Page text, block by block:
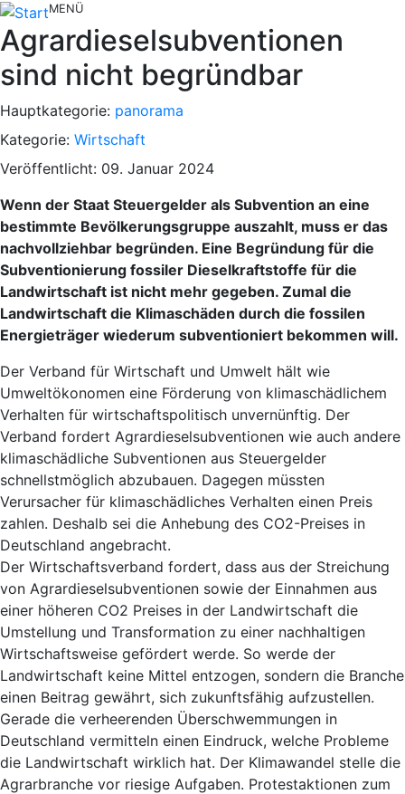
MENÜ
Agrardieselsubventionen
sind nicht begründbar
Hauptkategorie: panorama
Kategorie: Wirtschaft
Veröffentlicht: 09. Januar 2024
Wenn der Staat Steuergelder als Subvention an eine
bestimmte Bevölkerungsgruppe auszahlt, muss er das
nachvollziehbar begründen. Eine Begründung für die
Subventionierung fossiler Dieselkraftstoffe für die
Landwirtschaft ist nicht mehr gegeben. Zumal die
Landwirtschaft die Klimaschäden durch die fossilen
Energieträger wiederum subventioniert bekommen will.
Der Verband für Wirtschaft und Umwelt hält wie
Umweltökonomen eine Förderung von klimaschädlichem
Verhalten für wirtschaftspolitisch unvernünftig. Der
Verband fordert Agrardieselsubventionen wie auch andere
klimaschädliche Subventionen aus Steuergelder
schnellstmöglich abzubauen. Dagegen müssten
Verursacher für klimaschädliches Verhalten einen Preis
zahlen. Deshalb sei die Anhebung des CO2-Preises in
Deutschland angebracht.
Der Wirtschaftsverband fordert, dass aus der Streichung
von Agrardieselsubventionen sowie der Einnahmen aus
einer höheren CO2 Preises in der Landwirtschaft die
Umstellung und Transformation zu einer nachhaltigen
Wirtschaftsweise gefördert werde. So werde der
Landwirtschaft keine Mittel entzogen, sondern die Branche
einen Beitrag gewährt, sich zukunftsfähig aufzustellen.
Gerade die verheerenden Überschwemmungen in
Deutschland vermitteln einen Eindruck, welche Probleme
die Landwirtschaft wirklich hat. Der Klimawandel stelle die
Agrarbranche vor riesige Aufgaben. Protestaktionen zum